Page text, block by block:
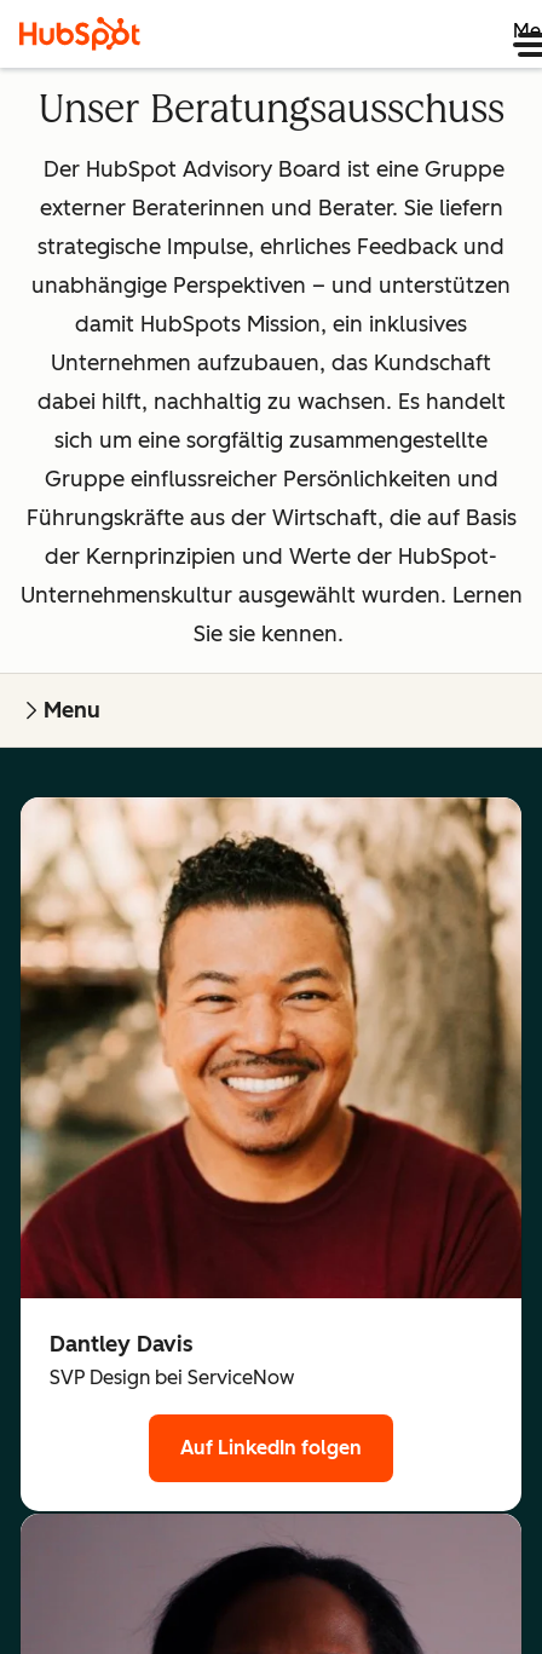
Unser Beratungsausschuss
Der HubSpot Advisory Board ist eine Gruppe
externer Beraterinnen und Berater. Sie liefern
strategische Impulse, ehrliches Feedback und
unabhängige Perspektiven – und unterstützen
damit HubSpots Mission, ein inklusives
Unternehmen aufzubauen, das Kundschaft
dabei hilft, nachhaltig zu wachsen. Es handelt
sich um eine sorgfältig zusammengestellte
Gruppe einflussreicher Persönlichkeiten und
Führungskräfte aus der Wirtschaft, die auf Basis
der Kernprinzipien und Werte der HubSpot-
Unternehmenskultur ausgewählt wurden. Lernen
Sie sie kennen.
Menu
Dantley Davis
SVP Design bei ServiceNow
Auf LinkedIn folgen